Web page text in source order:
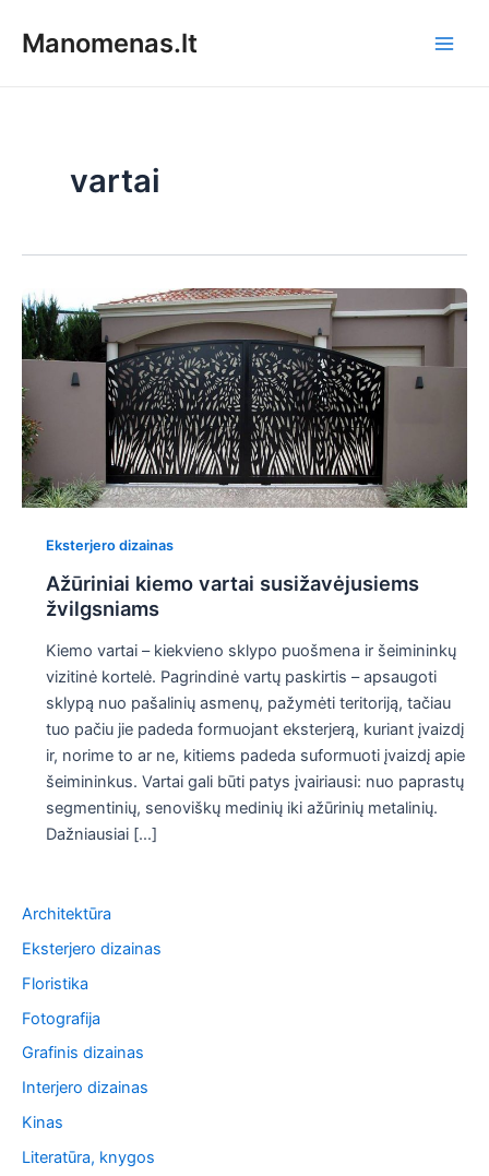
prieManomenas.lt
vartai
Eksterjero dizainas
Ažūriniai kiemo vartai susižavėjusiems
žvilgsniams
Kiemo vartai – kiekvieno sklypo puošmena ir šeimininkų
vizitinė kortelė. Pagrindinė vartų paskirtis – apsaugoti
sklypą nuo pašalinių asmenų, pažymėti teritoriją, tačiau
tuo pačiu jie padeda formuojant eksterjerą, kuriant įvaizdį
ir, norime to ar ne, kitiems padeda suformuoti įvaizdį apie
šeimininkus. Vartai gali būti patys įvairiausi: nuo paprastų
segmentinių, senoviškų medinių iki ažūrinių metalinių.
Dažniausiai […]
Architektūra
Eksterjero dizainas
Floristika
Fotografija
Grafinis dizainas
Interjero dizainas
Kinas
Literatūra, knygos